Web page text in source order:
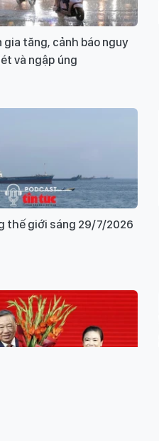
gia tăng, cảnh báo nguy
và ngập úng
thế giới sáng 29/7/2026